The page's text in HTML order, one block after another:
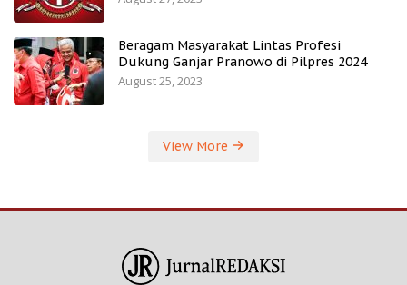
Beragam Masyarakat Lintas Profesi
Dukung Ganjar Pranowo di Pilpres 2024
August 25, 2023
View More